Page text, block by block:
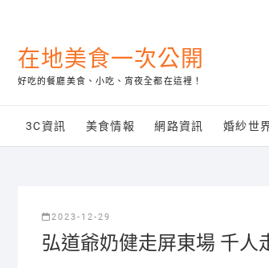
content在地美食一次公開
好吃的餐廳美食、小吃、宵夜全都在這裡！
3C資訊 美食情報 網路資訊 婚紗世
2023-12-29
弘道爺奶健走屏東場 千人